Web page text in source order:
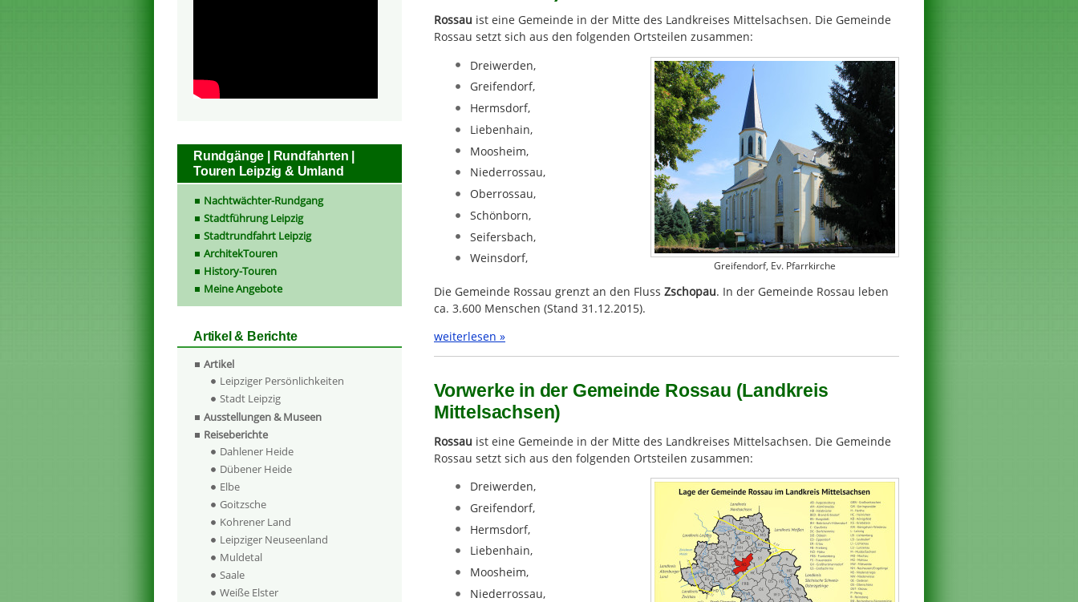
Rossau ist eine Gemeinde in der Mitte des Landkreises Mittelsachsen. Die Gemeinde
Rossau setzt sich aus den folgenden Ortsteilen zusammen:
Greifendorf, Ev. Pfarrkirche
Dreiwerden,
Greifendorf,
Hermsdorf,
Liebenhain,
Moosheim,
Niederrossau,
Oberrossau,
Schönborn,
Seifersbach,
Weinsdorf,
Die Gemeinde Rossau grenzt an den Fluss Zschopau. In der Gemeinde Rossau leben
ca. 3.600 Menschen (Stand 31.12.2015).
weiterlesen »
Vorwerke in der Gemeinde Rossau (Landkreis
Mittelsachsen)
Rossau ist eine Gemeinde in der Mitte des Landkreises Mittelsachsen. Die Gemeinde
Rossau setzt sich aus den folgenden Ortsteilen zusammen:
Dreiwerden,
Greifendorf,
Hermsdorf,
Liebenhain,
Moosheim,
Niederrossau,
Rundgänge | Rundfahrten |
Touren Leipzig & Umland
Nachtwächter-Rundgang
Stadtführung Leipzig
Stadtrundfahrt Leipzig
ArchitekTouren
History-Touren
Meine Angebote
Artikel & Berichte
Artikel
Leipziger Persönlichkeiten
Stadt Leipzig
Ausstellungen & Museen
Reiseberichte
Dahlener Heide
Dübener Heide
Elbe
Goitzsche
Kohrener Land
Leipziger Neuseenland
Muldetal
Saale
Weiße Elster